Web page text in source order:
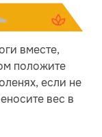
вместе,
положите
если не
вес в